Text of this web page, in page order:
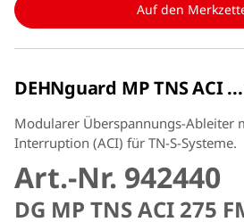
Auf den
DEHNguard MP TNS ACI
Modularer Überspannungs-Ableiter
Interruption (ACI) für TN-S-Systeme.
Art.-Nr. 942440
DG MP TNS ACI 275